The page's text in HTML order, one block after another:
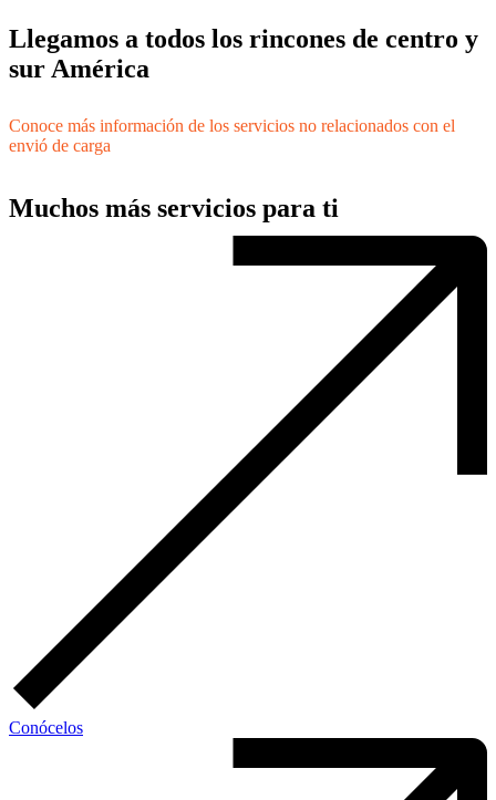
Llegamos a todos los rincones de centro y
sur América
Conoce más información de los servicios no relacionados con el
envió de carga
Muchos más servicios para ti
Conócelos